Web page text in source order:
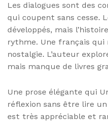
Les dialogues sont des
qui coupent sans cesse.
développés, mais
rythme. Une français qui
nostalgie. L’auteur
mais manque de livres
Une prose élégante qui
réflexion sans être lire
est très appréciable et